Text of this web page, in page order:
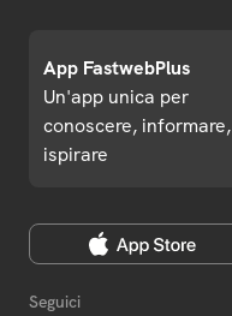
App FastwebPlus
Un'app unica per
conoscere, informare,
ispirare
Seguici